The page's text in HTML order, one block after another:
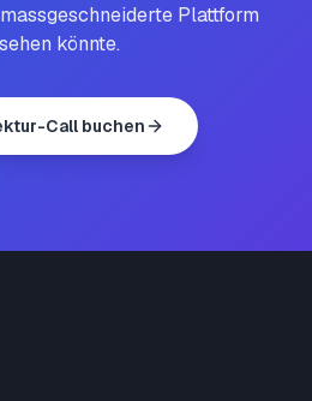
Plattform
könnte.
Call buchen